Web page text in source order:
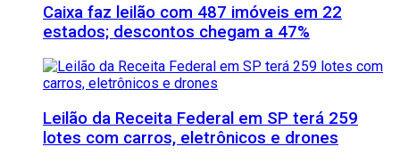
Caixa faz leilão com 487 imóveis em 22
estados; descontos chegam a 47%
Leilão da Receita Federal em SP terá 259
lotes com carros, eletrônicos e drones